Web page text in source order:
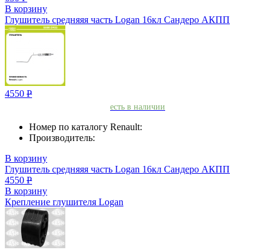
В корзину
Глушитель средняяя часть Logan 16кл Сандеро АКПП
4550 Р
есть в наличии
Номер по каталогу Renault:
Производитель:
В корзину
Глушитель средняяя часть Logan 16кл Сандеро АКПП
4550 Р
В корзину
Крепление глушителя Logan